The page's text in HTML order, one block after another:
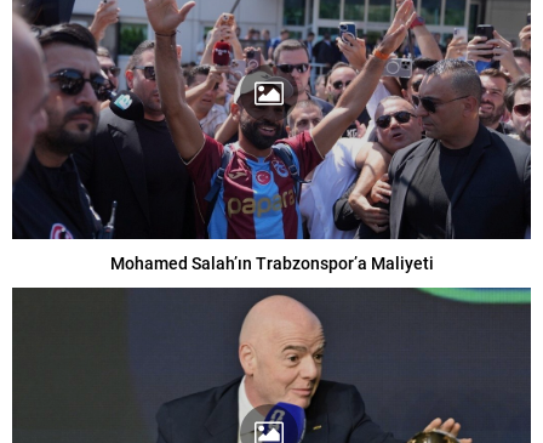
Mohamed Salah’ın Trabzonspor’a Maliyeti